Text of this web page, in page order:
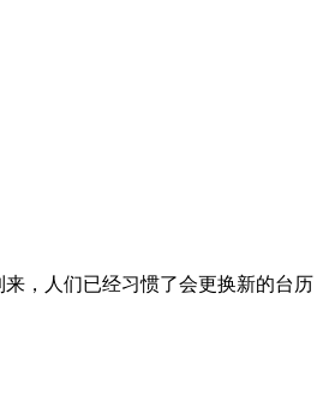
，人们已经习惯了会更换新的台历